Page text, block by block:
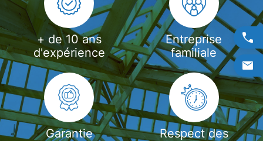
+ de 10 ans
d'expérience
Entreprise
familiale
Garantie
Respect des